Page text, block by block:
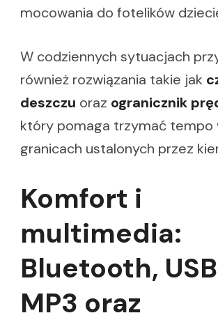
mocowania do fotelików
W codziennych sytuacjach
również rozwiązania takie jak
deszczu oraz ogranicznik
który pomaga trzymać tempo
granicach ustalonych przez
Komfort i
multimedia:
Bluetooth,
MP3 oraz